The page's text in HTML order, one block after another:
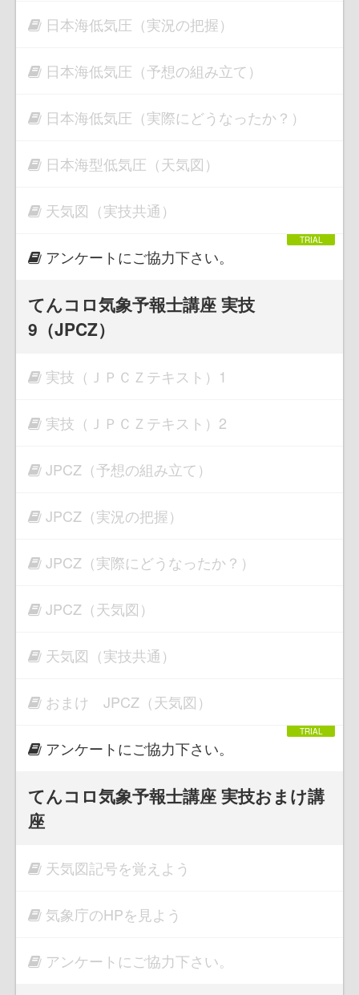
日本海低気圧（実況の把握）
日本海低気圧（予想の組み立て）
日本海低気圧（実際にどうなったか？）
日本海型低気圧（天気図）
天気図（実技共通）
アンケートにご協力下さい。
てんコロ気象予報士講座 実技
9（JPCZ）
実技（ＪＰＣＺテキスト）1
実技（ＪＰＣＺテキスト）2
JPCZ（予想の組み立て）
JPCZ（実況の把握）
JPCZ（実際にどうなったか？）
JPCZ（天気図）
天気図（実技共通）
おまけ JPCZ（天気図）
アンケートにご協力下さい。
てんコロ気象予報士講座 実技おまけ講
座
天気図記号を覚えよう
気象庁のHPを見よう
アンケートにご協力下さい。